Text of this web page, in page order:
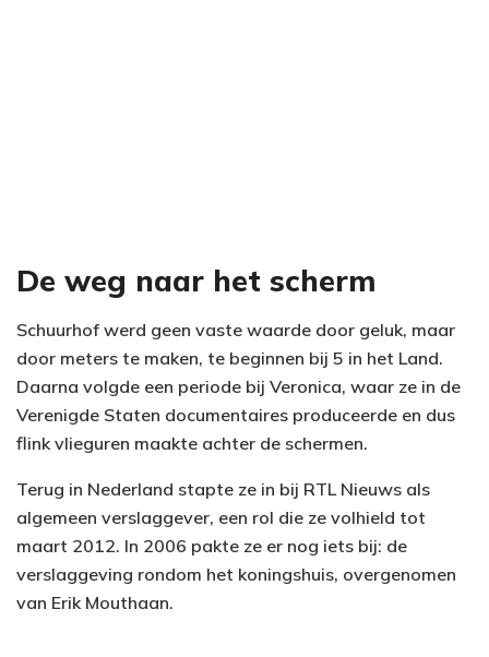
De weg naar het scherm
Schuurhof werd geen vaste waarde door geluk, maar
door meters te maken, te beginnen bij 5 in het Land.
Daarna volgde een periode bij Veronica, waar ze in de
Verenigde Staten documentaires produceerde en dus
flink vlieguren maakte achter de schermen.
Terug in Nederland stapte ze in bij RTL Nieuws als
algemeen verslaggever, een rol die ze volhield tot
maart 2012. In 2006 pakte ze er nog iets bij: de
verslaggeving rondom het koningshuis, overgenomen
van Erik Mouthaan.